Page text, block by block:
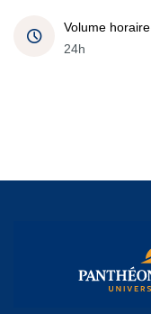
Volume horaire
24h